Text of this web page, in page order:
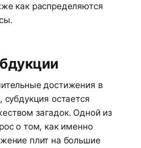
как распределяются
достижения в
субдукция остается
загадок. Одной из
о том, как именно
плит на большие